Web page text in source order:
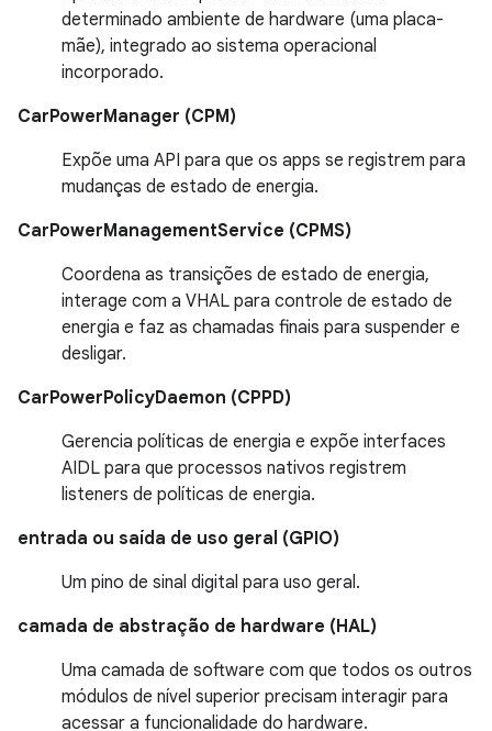
determinado ambiente de hardware (uma placa-
mãe), integrado ao sistema operacional
incorporado.
CarPowerManager (CPM)
Expõe uma API para que os apps se registrem para
mudanças de estado de energia.
CarPowerManagementService (CPMS)
Coordena as transições de estado de energia,
interage com a VHAL para controle de estado de
energia e faz as chamadas finais para suspender e
desligar.
CarPowerPolicyDaemon (CPPD)
Gerencia políticas de energia e expõe interfaces
AIDL para que processos nativos registrem
listeners de políticas de energia.
entrada ou saída de uso geral (GPIO)
Um pino de sinal digital para uso geral.
camada de abstração de hardware (HAL)
Uma camada de software com que todos os outros
módulos de nível superior precisam interagir para
acessar a funcionalidade do hardware.